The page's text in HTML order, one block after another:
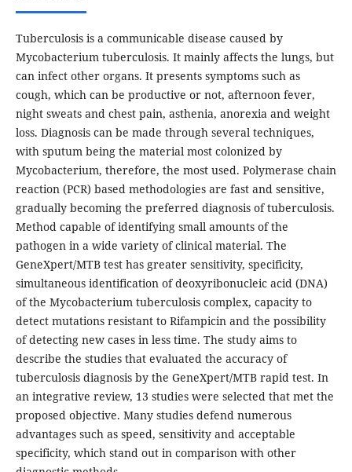
Tuberculosis is a communicable disease caused by
Mycobacterium tuberculosis. It mainly affects the lungs, but
can infect other organs. It presents symptoms such as
cough, which can be productive or not, afternoon fever,
night sweats and chest pain, asthenia, anorexia and weight
loss. Diagnosis can be made through several techniques,
with sputum being the material most colonized by
Mycobacterium, therefore, the most used. Polymerase chain
reaction (PCR) based methodologies are fast and sensitive,
gradually becoming the preferred diagnosis of tuberculosis.
Method capable of identifying small amounts of the
pathogen in a wide variety of clinical material. The
GeneXpert/MTB test has greater sensitivity, specificity,
simultaneous identification of deoxyribonucleic acid (DNA)
of the Mycobacterium tuberculosis complex, capacity to
detect mutations resistant to Rifampicin and the possibility
of detecting new cases in less time. The study aims to
describe the studies that evaluated the accuracy of
tuberculosis diagnosis by the GeneXpert/MTB rapid test. In
an integrative review, 13 studies were selected that met the
proposed objective. Many studies defend numerous
advantages such as speed, sensitivity and acceptable
specificity, which stand out in comparison with other